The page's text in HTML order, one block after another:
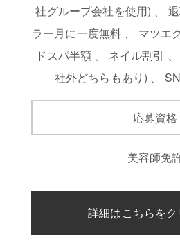
社グループ会社を使用) 、
ラー月に一度無料 、 マツエ
ドスパ半額 、 ネイル割引 、
社外どちらもあり) 、
応募資格
美容師免
詳細はこちらをク